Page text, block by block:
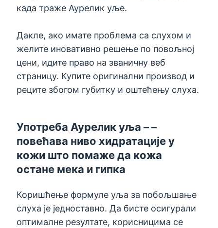
када траже Аурелик уље.
Дакле, ако имате проблема са слухом и
желите иновативно решење по повољној
цени, идите право на званичну веб
страницу. Купите оригинални производ и
реците збогом губитку и оштећењу слуха.
Употреба Аурелик уља – –
повећава ниво хидратације у
кожи што помаже да кожа
остане мека и гипка
Коришћење формуле уља за побољшање
слуха је једноставно. Да бисте осигурали
оптималне резултате, корисницима се